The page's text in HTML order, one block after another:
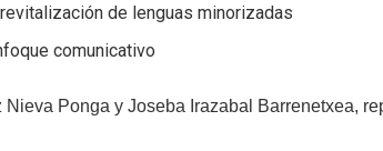
de lenguas minorizadas
comunicativo
Ponga y Joseba Irazabal Barrenetxea,